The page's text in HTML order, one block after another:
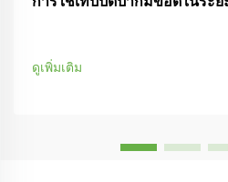
ดูเพิ่มเติม